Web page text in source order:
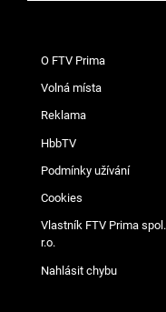
O FTV Prima
Volná místa
Reklama
HbbTV
Podmínky užívání
Cookies
Vlastník FTV Prima
r.o.
Nahlásit chybu